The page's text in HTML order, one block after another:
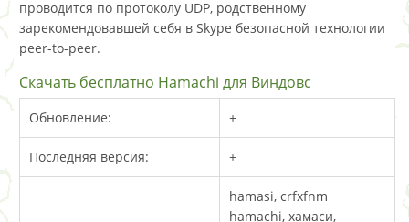
проводится по протоколу UDP, родственному
зарекомендовавшей себя в Skype безопасной технологии
peer-to-peer.
Скачать бесплатно Hamachi для Виндовс
Обновление: +
Последняя версия: +
hamasi, crfxfnm
hamachi, хамаси,